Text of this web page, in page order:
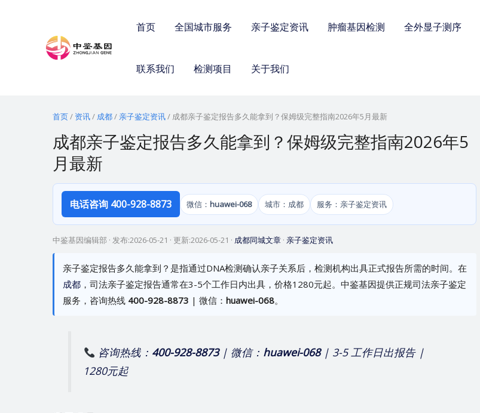
首页 全国城市服务 亲子鉴定资讯 肿瘤基因检测 全外显子测序
联系我们 检测项目 关于我们
首页/ 资讯/ 成都/ 亲子鉴定资讯/ 成都亲子鉴定报告多久能拿到？保姆级完整指南2026年5月最新
成都亲子鉴定报告多久能拿到？保姆级完整指南2026年5
月最新
电话咨询 400-928-8873 微信： huawei-068 城市：成都 服务：亲子鉴定资讯
中鉴基因编辑部 · 发布:2026-05-21 · 更新:2026-05-21 · 成都同城文章 · 亲子鉴定资讯
亲子鉴定报告多久能拿到？是指通过DNA检测确认亲子关系后，检测机构出具正式报告所需的时间。在
成都 ，司法亲子鉴定报告通常在3-5个工作日内出具，价格1280元起。中鉴基因提供正规司法亲子鉴定
服务，咨询热线 400-928-8873 | 微信： huawei-068。
咨询热线： 400-928-8873| 微信： huawei-068| 3-5 工作日出报告 |
1280元起